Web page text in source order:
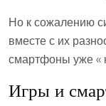
Но к сожалению
вместе с их
смартфоны уже «
Игры и